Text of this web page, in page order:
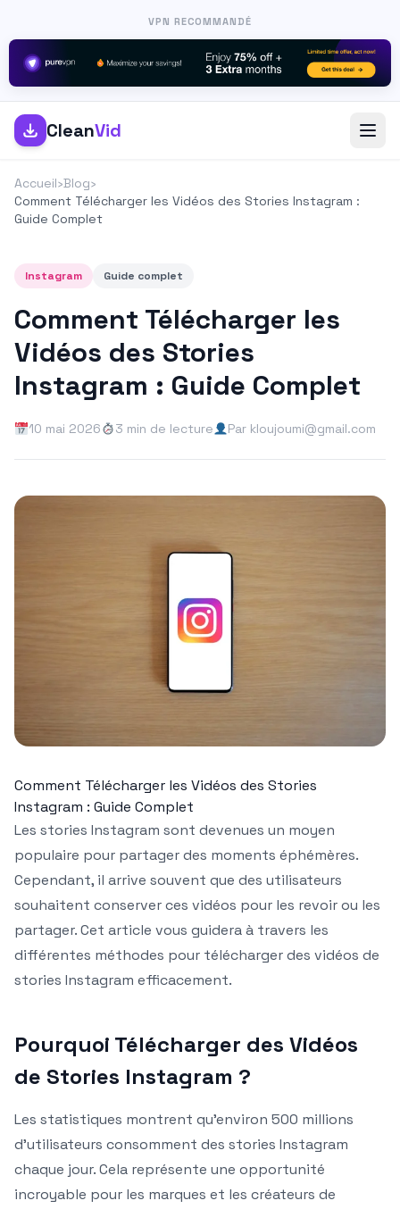
VPN RECOMMANDÉ
CleanVid
Accueil›Blog›
Comment Télécharger les Vidéos des Stories Instagram :
Guide Complet
Instagram Guide complet
Comment Télécharger les
Vidéos des Stories
Instagram : Guide Complet
10 mai 2026 3 min de lecture Par kloujoumi@gmail.com
Comment Télécharger les Vidéos des Stories
Instagram : Guide Complet
Les stories Instagram sont devenues un moyen
populaire pour partager des moments éphémères.
Cependant, il arrive souvent que des utilisateurs
souhaitent conserver ces vidéos pour les revoir ou les
partager. Cet article vous guidera à travers les
différentes méthodes pour télécharger des vidéos de
stories Instagram efficacement.
Pourquoi Télécharger des Vidéos
de Stories Instagram ?
Les statistiques montrent qu’environ 500 millions
d’utilisateurs consomment des stories Instagram
chaque jour. Cela représente une opportunité
incroyable pour les marques et les créateurs de